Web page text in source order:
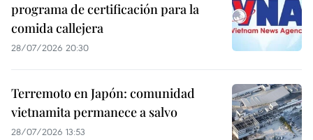
programa de certificación para la
comida callejera
28/07/2026 20:30
Terremoto en Japón: comunidad
vietnamita permanece a salvo
28/07/2026 13:53